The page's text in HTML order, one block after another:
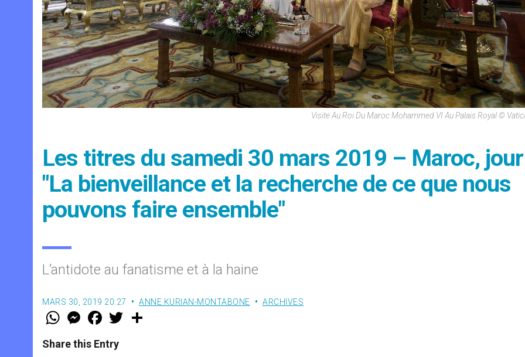
Visite Au Roi Du Maroc Mohammed VI Au Palais Royal ©
Les titres du samedi 30 mars 2019 – Maroc,
"La bienveillance et la recherche de ce que nous
pouvons faire ensemble"
L’antidote au fanatisme et à la haine
MARS 30, 2019 20:27 ANNE KURIAN-MONTABONE ARCHIVES
W
t
s
M
e
s
e
F
a
e
b
w
Share this Entry